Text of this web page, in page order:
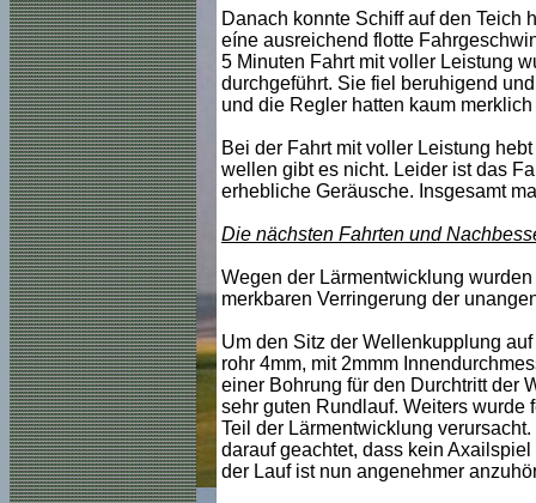
Danach konnte Schiff auf den Teich
eíne ausreichend flotte
5 Minuten Fahrt mit voller Leistung
durchgeführt. Sie fiel beruhigend
und die Regler hatten kaum
Bei der Fahrt mit voller Leistung
wellen gibt es nicht. Leider ist das
erhebliche Geräusche. Insgesamt
Die nächsten Fahrten und
Wegen der Lärmentwicklung
merkbaren Verringerung der
Um den Sitz der Wellenkupplung
rohr 4mm, mit 2mmm
einer Bohrung für den Durchtritt der
sehr guten Rundlauf. Weiters
Teil der Lärmentwicklung
darauf geachtet, dass kein
der Lauf ist nun angenehmer